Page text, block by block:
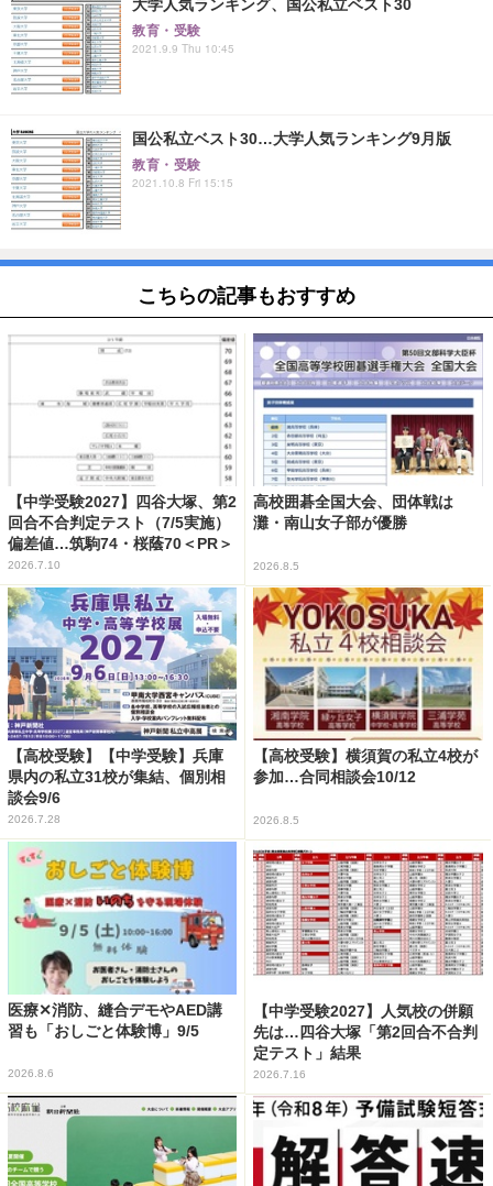
大学人気ランキング、国公私立ベスト30
教育・受験
2021.9.9 Thu 10:45
国公私立ベスト30…大学人気ランキング9月版
教育・受験
2021.10.8 Fri 15:15
こちらの記事もおすすめ
【中学受験2027】四谷大塚、第2
回合不合判定テスト（7/5実施）
偏差値…筑駒74・桜蔭70＜PR＞
2026.7.10
高校囲碁全国大会、団体戦は
灘・南山女子部が優勝
2026.8.5
【高校受験】【中学受験】兵庫
県内の私立31校が集結、個別相
談会9/6
2026.7.28
【高校受験】横須賀の私立4校が
参加…合同相談会10/12
2026.8.5
医療✕消防、縫合デモやAED講
習も「おしごと体験博」9/5
2026.8.6
【中学受験2027】人気校の併願
先は…四谷大塚「第2回合不合判
定テスト」結果
2026.7.16